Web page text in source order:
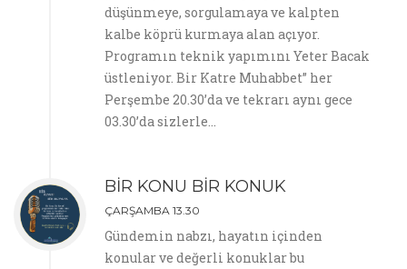
düşünmeye, sorgulamaya ve kalpten
kalbe köprü kurmaya alan açıyor.
Programın teknik yapımını Yeter Bacak
üstleniyor. Bir Katre Muhabbet” her
Perşembe 20.30’da ve tekrarı aynı gece
03.30’da sizlerle…
BİR KONU BİR KONUK
ÇARŞAMBA 13.30
Gündemin nabzı, hayatın içinden
konular ve değerli konuklar bu